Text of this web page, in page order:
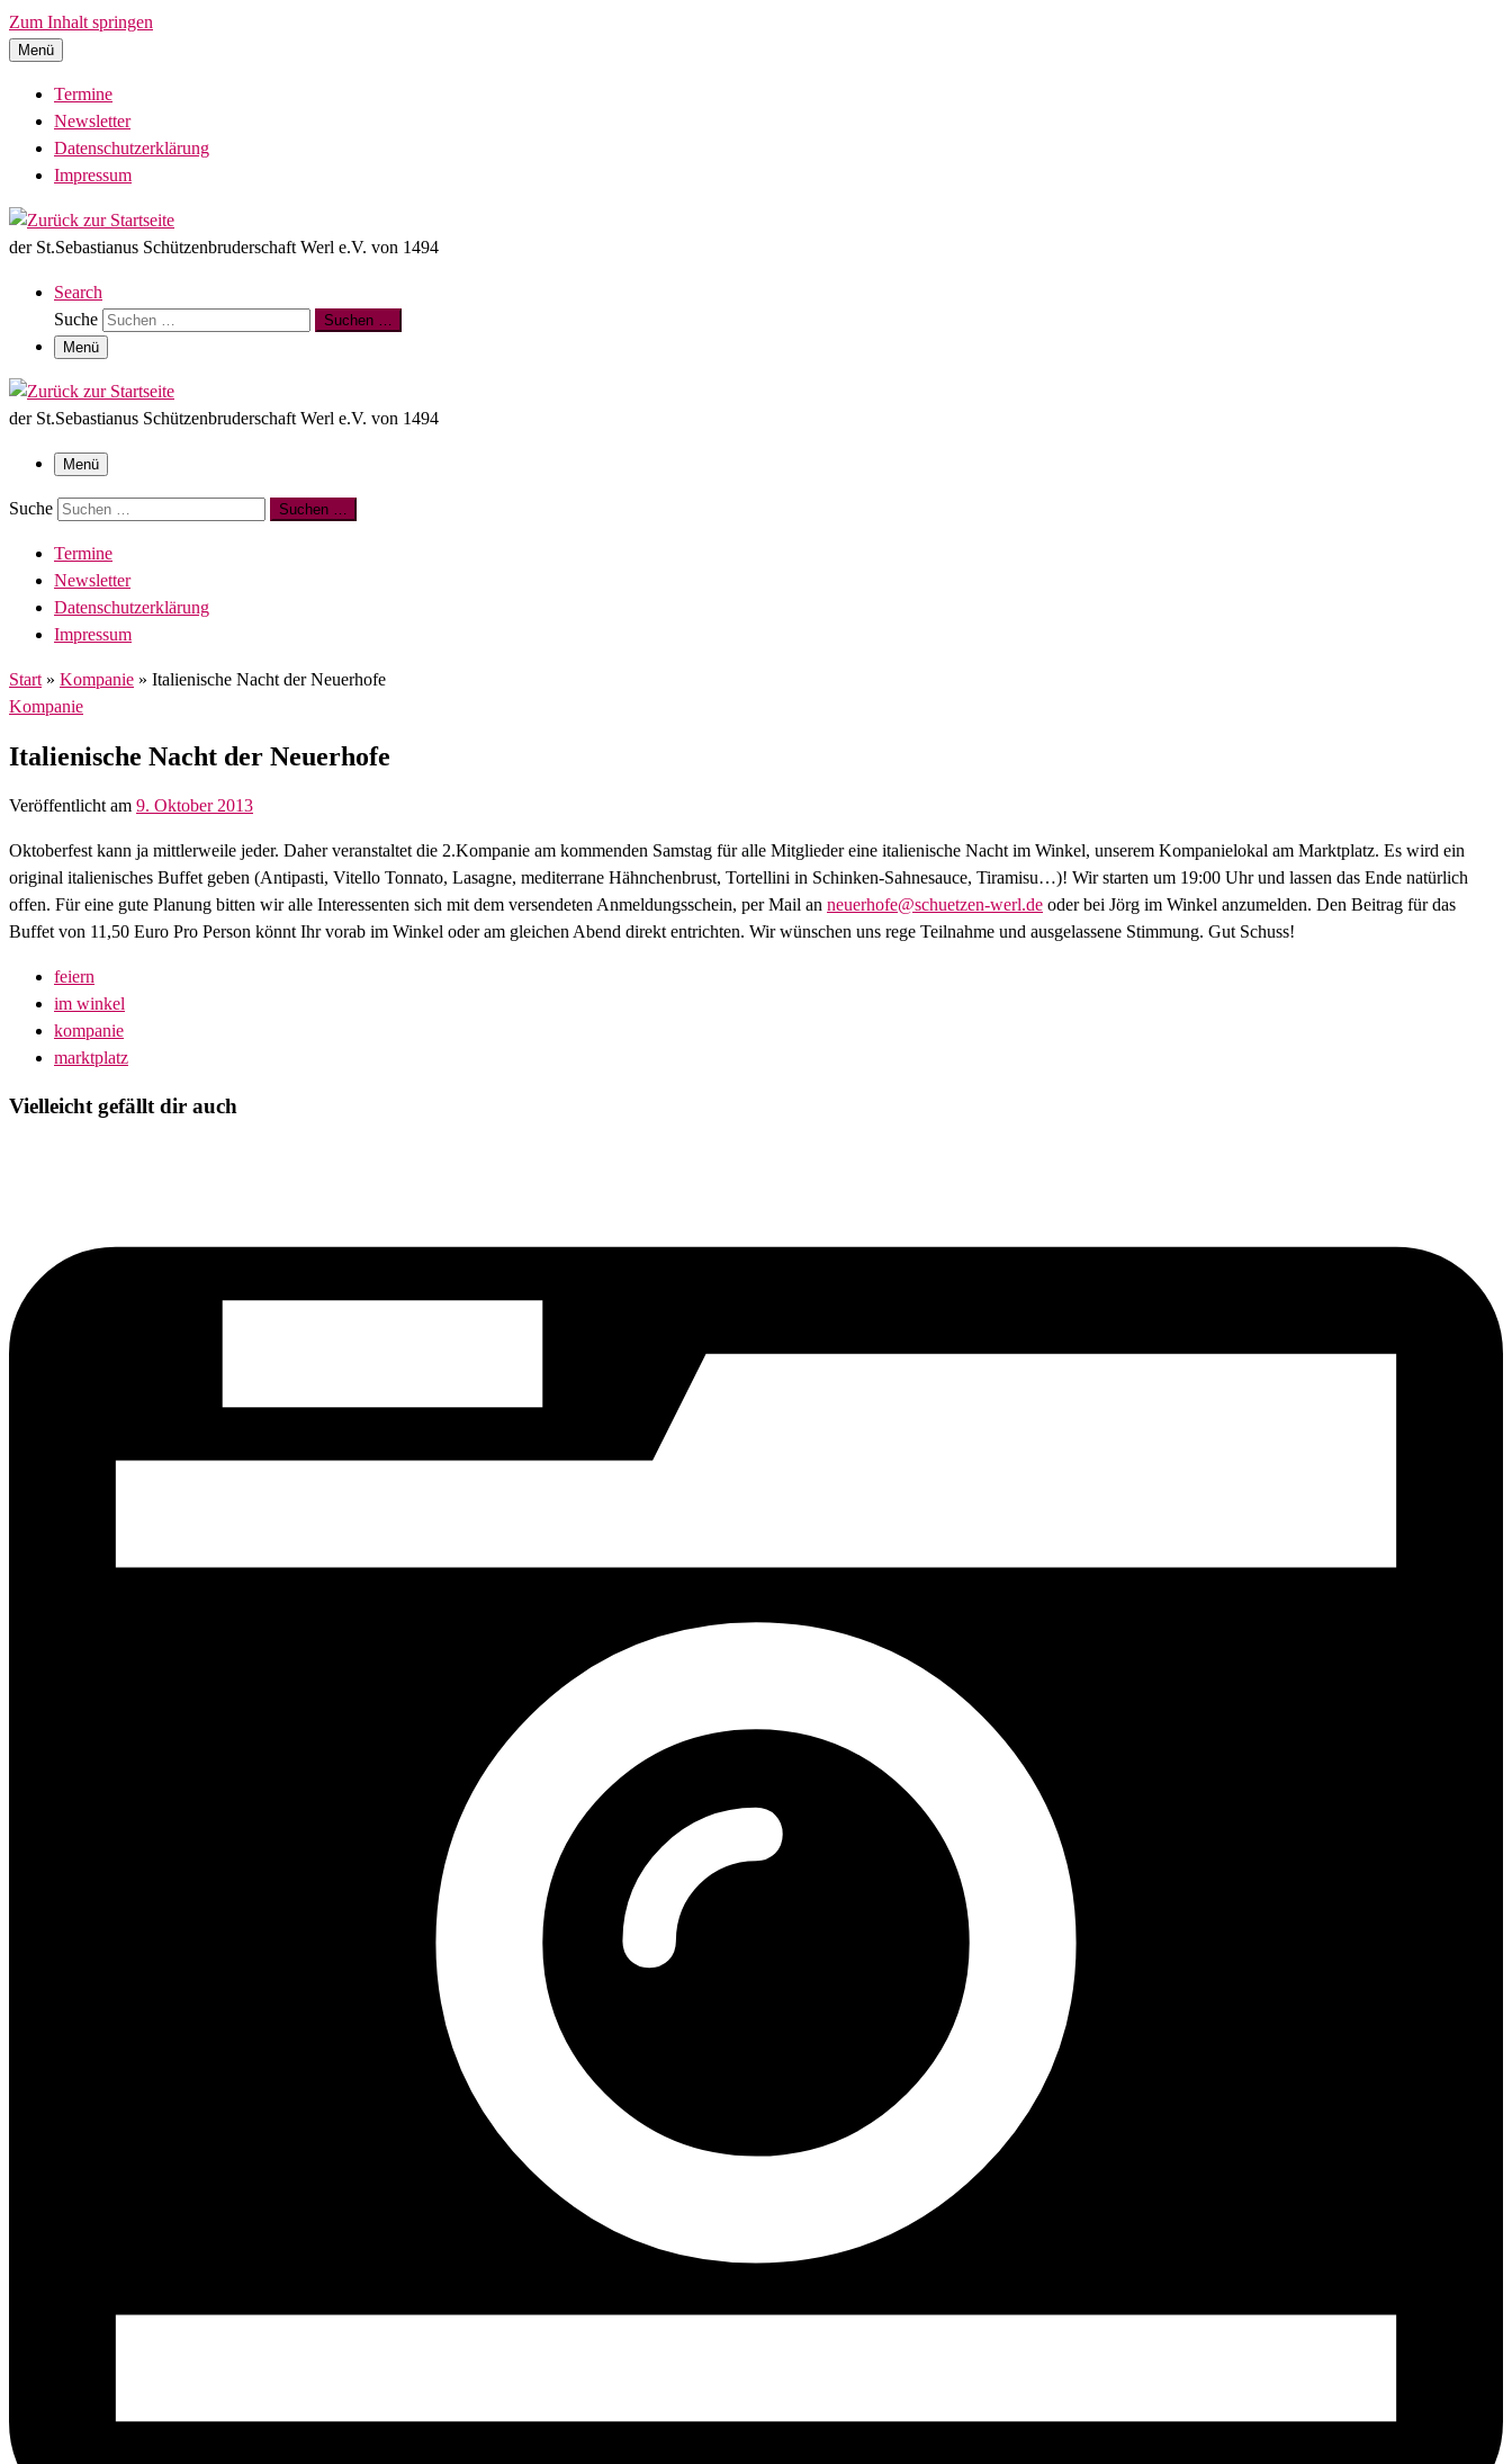
Zum Inhalt springen
Menü
Termine
Newsletter
Datenschutzerklärung
Impressum
der St.Sebastianus Schützenbruderschaft Werl e.V. von 1494
Search
Suche
Suchen …
Menü
der St.Sebastianus Schützenbruderschaft Werl e.V. von 1494
Menü
Suche Suchen …
Termine
Newsletter
Datenschutzerklärung
Impressum
Start » Kompanie » Italienische Nacht der Neuerhofe
Kompanie
Italienische Nacht der Neuerhofe
Veröffentlicht am 9. Oktober 2013
Oktoberfest kann ja mittlerweile jeder. Daher veranstaltet die 2.Kompanie am kommenden Samstag für alle Mitglieder eine italienische Nacht im Winkel, unserem Kompanielokal am Marktplatz. Es wird ein
original italienisches Buffet geben (Antipasti, Vitello Tonnato, Lasagne, mediterrane Hähnchenbrust, Tortellini in Schinken-Sahnesauce, Tiramisu…)! Wir starten um 19:00 Uhr und lassen das Ende natürlich
offen. Für eine gute Planung bitten wir alle Interessenten sich mit dem versendeten Anmeldungsschein, per Mail an neuerhofe@schuetzen-werl.de oder bei Jörg im Winkel anzumelden. Den Beitrag für das
Buffet von 11,50 Euro Pro Person könnt Ihr vorab im Winkel oder am gleichen Abend direkt entrichten. Wir wünschen uns rege Teilnahme und ausgelassene Stimmung. Gut Schuss!
feiern
im winkel
kompanie
marktplatz
Vielleicht gefällt dir auch